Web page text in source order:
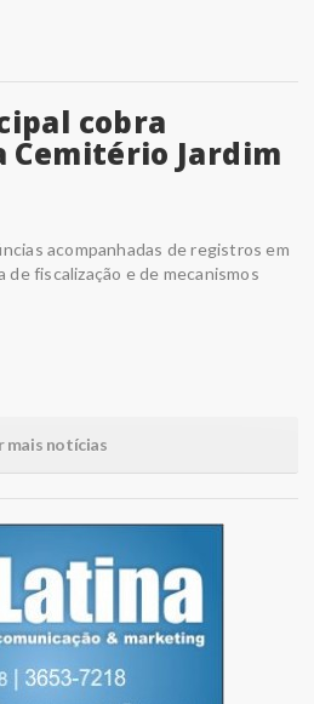
cobra
Cemitério Jardim
acompanhadas de registros em
de fiscalização e de mecanismos
mais notícias